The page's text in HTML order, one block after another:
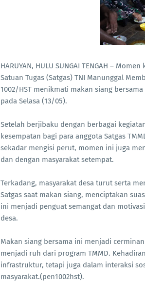
HARUYAN, HULU SUNGAI TENGAH –
Satuan Tugas (Satgas) TNI Manunggal
1002/HST menikmati makan siang
pada Selasa (13/05).
Setelah berjibaku dengan berbagai
kesempatan bagi para anggota Satgas
sekadar mengisi perut, momen ini juga
dan dengan masyarakat setempat.
Terkadang, masyarakat desa turut serta
Satgas saat makan siang, menciptakan
ini menjadi penguat semangat dan
desa.
Makan siang bersama ini menjadi
menjadi ruh dari program TMMD.
infrastruktur, tetapi juga dalam interaksi
masyarakat.(pen1002hst).